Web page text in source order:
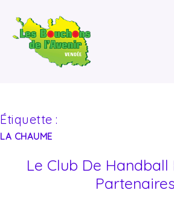
Étiquette :
LA CHAUME
Le Club De Handball
Partenaires